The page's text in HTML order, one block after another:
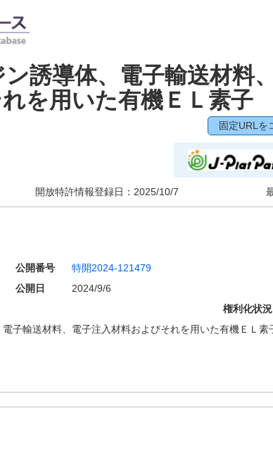
誘導体、電子輸送材料
を用いた有機ＥＬ素子
固定URLを
開放特許情報登録日： 2025/10/7
公開番号
特開2024-121479
公開日
2024/9/6
権利化状況
子輸送材料、電子注入材料およびそれを用いた有機ＥＬ素